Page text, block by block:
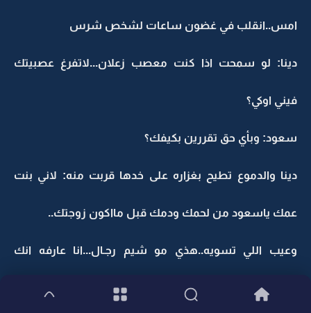
امس..انقلب في غضون ساعات لشخص شرس
دينا: لو سمحت اذا كنت معصب زعلان...لاتفرغ عصبيتك
فيني اوكي؟
سعود: وبأي حق تقررين بكيفك؟
دينا والدموع تطيح بغزاره على خدها قربت منه: لاني بنت
عمك ياسعود من لحمك ودمك قبل مااكون زوجتك..
وعيب اللي تسويه..هذي مو شيم رجـال...انا عارفه انك
ماتبيني هنـا معاك بس مابيدي شئ اسويه...